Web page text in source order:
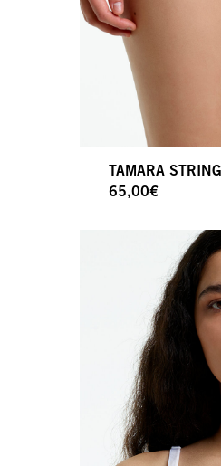
TAMARA
65,00€